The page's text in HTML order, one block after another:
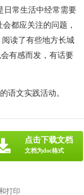
日常生活中经常需要
都应关注的问题，
读了有些地方长城
有感而发，有话要
语文实践活动。
打印
点击下载文档
文档为doc格式